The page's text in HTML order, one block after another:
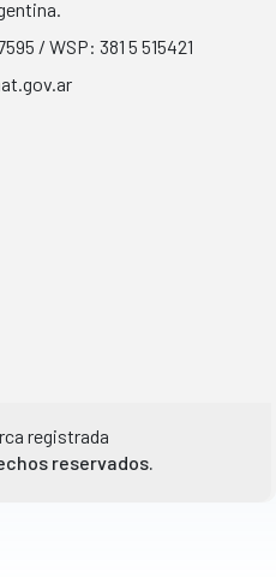
/ WSP: 381 5 515421
registrada
reservados.